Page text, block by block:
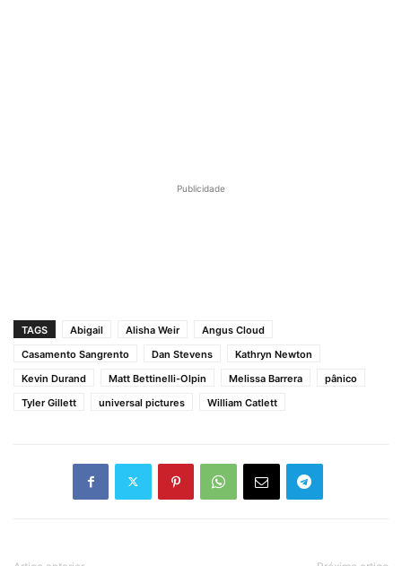
Publicidade
TAGS Abigail Alisha Weir
Angus Cloud
Casamento Sangrento
Dan Stevens
Kathryn Newton
Kevin Durand
Matt Bettinelli-Olpin Melissa Barrera
pânico
Tyler Gillett
universal pictures William Catlett